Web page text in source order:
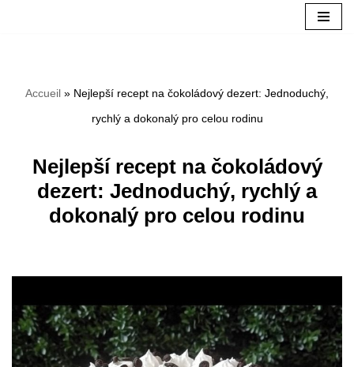
contenu
Accueil » Nejlepší recept na čokoládový dezert: Jednoduchý,
rychlý a dokonalý pro celou rodinu
Nejlepší recept na čokoládový
dezert: Jednoduchý, rychlý a
dokonalý pro celou rodinu